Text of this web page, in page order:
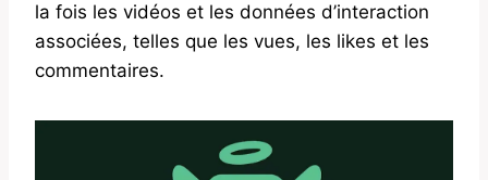
la fois les vidéos et les données d’interaction
associées, telles que les vues, les likes et les
commentaires.